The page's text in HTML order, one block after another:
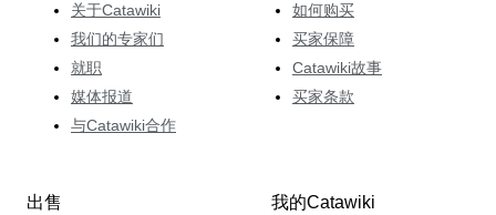
关于Catawiki
我们的专家们
就职
媒体报道
与Catawiki合作
如何购买
买家保障
Catawiki故事
买家条款
出售 我的Catawiki